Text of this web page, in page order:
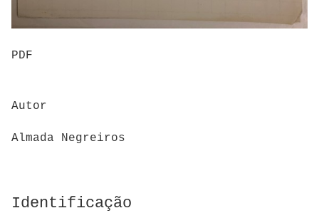
PDF
Autor
Almada Negreiros
Identificação